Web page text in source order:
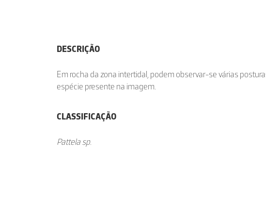
DESCRIÇÃO
Em rocha da zona intertidal, podem observar-se várias
espécie presente na imagem.
CLASSIFICAÇÃO
Pattela sp.